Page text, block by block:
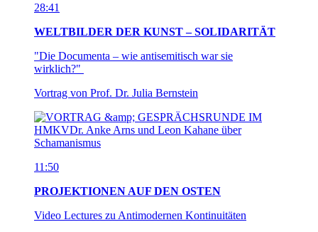
28:41
WELTBILDER DER KUNST – SOLIDARITÄT
"Die Documenta – wie antisemitisch war sie
wirklich?"
Vortrag von Prof. Dr. Julia Bernstein
11:50
PROJEKTIONEN AUF DEN OSTEN
Video Lectures zu Antimodernen Kontinuitäten